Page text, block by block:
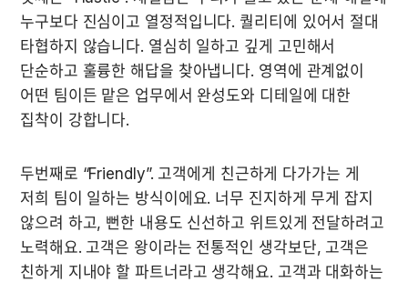
누구보다 진심이고 열정적입니다. 퀄리티에 있어서 절대
타협하지 않습니다. 열심히 일하고 깊게 고민해서
단순하고 훌륭한 해답을 찾아냅니다. 영역에 관계없이
어떤 팀이든 맡은 업무에서 완성도와 디테일에 대한
집착이 강합니다.
두번째로 “Friendly”. 고객에게 친근하게 다가가는 게
저희 팀이 일하는 방식이에요. 너무 진지하게 무게 잡지
않으려 하고, 뻔한 내용도 신선하고 위트있게 전달하려고
노력해요. 고객은 왕이라는 전통적인 생각보단, 고객은
친하게 지내야 할 파트너라고 생각해요. 고객과 대화하는